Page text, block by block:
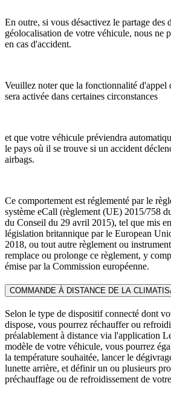
En outre, si vous désactivez le partage des
géolocalisation de votre véhicule, nous ne
en cas d'accident.
Veuillez noter que la fonctionnalité d'appel
sera activée dans certaines circonstances
et que votre véhicule préviendra
le pays où il se trouve si un accident
airbags.
Ce comportement est réglementé par le
système eCall (règlement (UE) 2015/758
du Conseil du 29 avril 2015), tel que mis
législation britannique par le European
2018, ou tout autre règlement ou
remplace ou prolonge ce règlement, y
émise par la Commission européenne.
COMMANDE À DISTANCE DE LA
Selon le type de dispositif connecté dont
dispose, vous pourrez réchauffer ou
préalablement à distance via l'application
modèle de votre véhicule, vous pourrez
la température souhaitée, lancer le
lunette arrière, et définir un ou plusieurs
préchauffage ou de refroidissement de